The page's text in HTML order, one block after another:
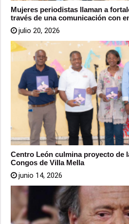
Mujeres periodistas llaman a
través de una comunicación con
julio 20, 2026
Centro León culmina proyecto de
Congos de Villa Mella
junio 14, 2026